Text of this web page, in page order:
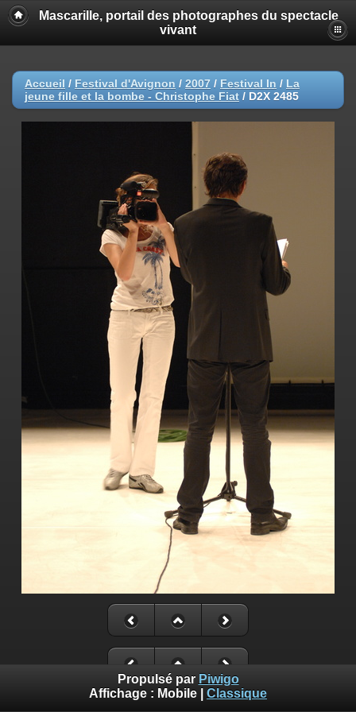
Mascarille, portail des photographes du spectacle
vivant
Accueil / Festival d'Avignon / 2007 / Festival In / La
jeune fille et la bombe - Christophe Fiat / D2X 2485
Propulsé par Piwigo
Affichage : Mobile Classique